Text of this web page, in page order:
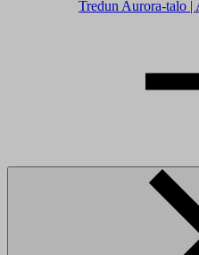
Tredun Aurora-talo |